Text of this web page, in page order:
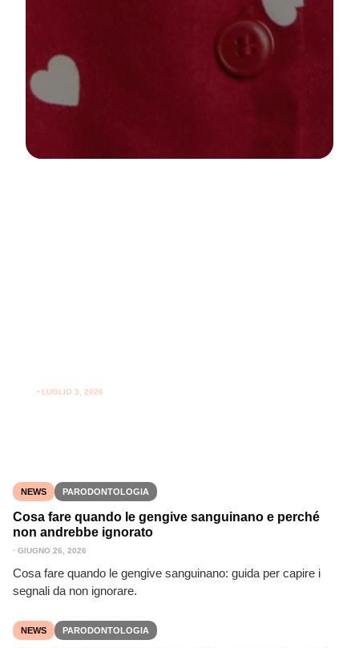
⋅ LUGLIO 3, 2026
NEWS PARODONTOLOGIA
Cosa fare quando le gengive sanguinano e perché
non andrebbe ignorato
⋅ GIUGNO 26, 2026
Cosa fare quando le gengive sanguinano: guida per capire i
segnali da non ignorare.
NEWS PARODONTOLOGIA